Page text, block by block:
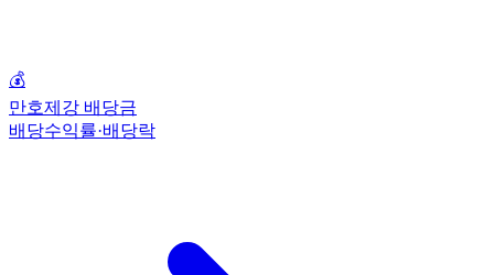
💰
만호제강 배당금
배당수익률·배당락